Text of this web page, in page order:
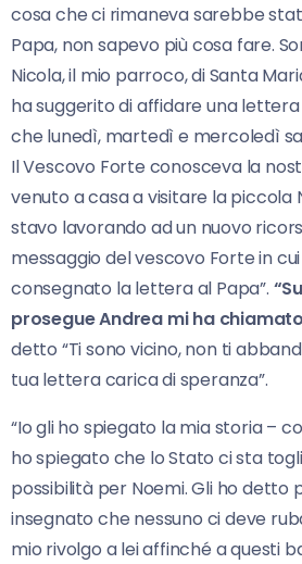
cosa che ci rimaneva sarebbe
Papa, non sapevo più cosa fare.
Nicola, il mio parroco, di Santa
ha suggerito di affidare una
che lunedì, martedì e mercoledì
Il Vescovo Forte conosceva la
venuto a casa a visitare la piccola
stavo lavorando ad un nuovo
messaggio del vescovo Forte in
consegnato la lettera al Papa”.
prosegue Andrea mi ha
detto “Ti sono vicino, non ti
tua lettera carica di speranza”.
“Io gli ho spiegato la mia storia –
ho spiegato che lo Stato ci sta
possibilità per Noemi. Gli ho detto
insegnato che nessuno ci deve
mio rivolgo a lei affinché a questi